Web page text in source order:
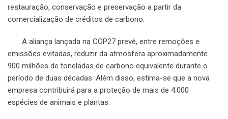
restauração, conservação e preservação a partir da
comercialização de créditos de carbono.
A aliança lançada na COP27 prevê, entre remoções e
emissões evitadas, reduzir da atmosfera aproximadamente
900 milhões de toneladas de carbono equivalente durante o
período de duas décadas. Além disso, estima-se que a nova
empresa contribuirá para a proteção de mais de 4.000
espécies de animais e plantas.